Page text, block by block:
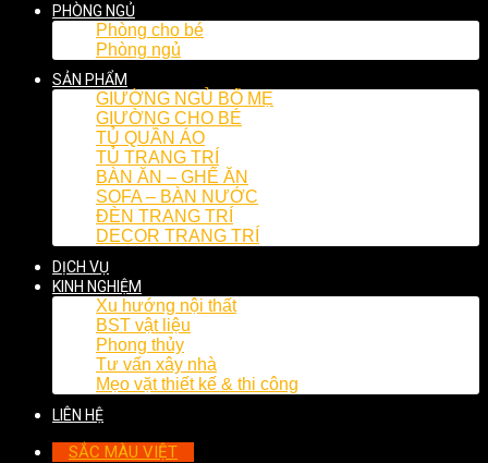
PHÒNG NGỦ
Phòng cho bé
Phòng ngủ
SẢN PHẨM
GIƯỜNG NGỦ BỐ MẸ
GIƯỜNG CHO BÉ
TỦ QUẦN ÁO
TỦ TRANG TRÍ
BÀN ĂN – GHẾ ĂN
SOFA – BÀN NƯỚC
ĐÈN TRANG TRÍ
DECOR TRANG TRÍ
DỊCH VỤ
KINH NGHIỆM
Xu hướng nội thất
BST vật liệu
Phong thủy
Tư vấn xây nhà
Mẹo vặt thiết kế & thi công
LIÊN HỆ
SẮC MÀU VIỆT